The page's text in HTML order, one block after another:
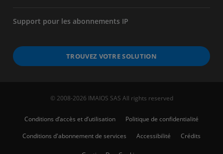
Support pour les abonnements IP
TROUVEZ VOTRE SOLUTION
© 2008-2026 IMAIOS SAS All rights reserved
Conditions d’accès et d’utilisation
Politique de confidentialité
Conditions d'abonnement de services
Accessibilité Crédits